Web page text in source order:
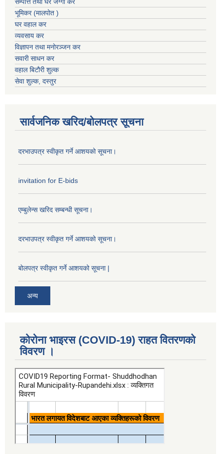
भूमिकर (मालपोत )
घर वहाल कर
व्यवसाय कर
विज्ञापन तथा मनोरञ्जन कर
सवारी साधन कर
वहाल बिटौरी शुल्क
सेवा शुल्क, दस्तुर
सार्वजनिक खरिद/बोलपत्र सूचना
दरभाउपत्र स्वीकृत गर्ने आशयको सूचना।
invitation for E-bids
एम्बुलेन्स खरिद सम्बन्धी सूचना।
दरभाउपत्र स्वीकृत गर्ने आशयको सूचना।
बोलपत्र स्वीकृत गर्ने आशयको सूचना |
अन्य
कोरोना भाइरस (COVID-19) राहत वितरणको
विवरण ।